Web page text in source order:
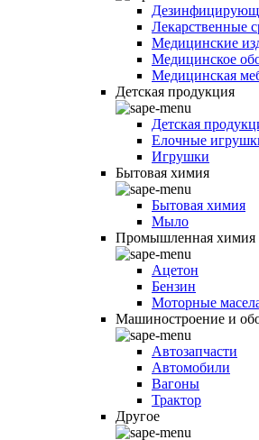
Лекарственные
Медицинские
Медицинское
Медицинская
Детская продукция
Детская
Елочные
Игрушки
Бытовая химия
Бытовая химия
Мыло
Промышленная химия
Ацетон
Бензин
Моторные
Машиностроение и
Автозапчасти
Автомобили
Вагоны
Трактор
Другое